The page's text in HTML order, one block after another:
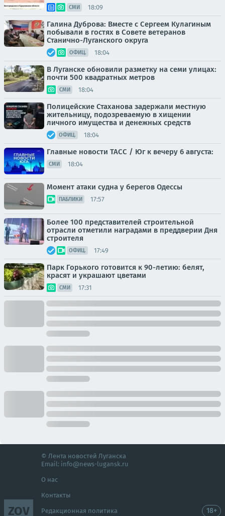
СМИ 18:09
Галина Дуброва: Вместе с Сергеем Кулагиным
побывали в гостях в Совете ветеранов
Станично-Луганского округа
ОФИЦ. 18:04
В Луганске обновили разметку на семи улицах:
почти 500 квадратных метров
СМИ 18:04
Полицейские Стаханова задержали местную
жительницу, подозреваемую в хищении
личного имущества и денежных средств
ОФИЦ. 18:04
Главные новости ТАСС / Юг к вечеру 6 августа:
СМИ 18:04
Момент атаки судна у берегов Одессы
ПАБЛИКИ 17:57
Более 100 представителей строительной
отрасли отметили наградами в преддверии Дня
строителя
ОФИЦ. 17:49
Парк Горького готовится к 90-летию: белят,
красят и украшают цветами
СМИ 17:31
ZOV
© Лента новостей Луганска
Email: info@news-lugansk.ru
О нас
Контакты
Редакционная политика 18+